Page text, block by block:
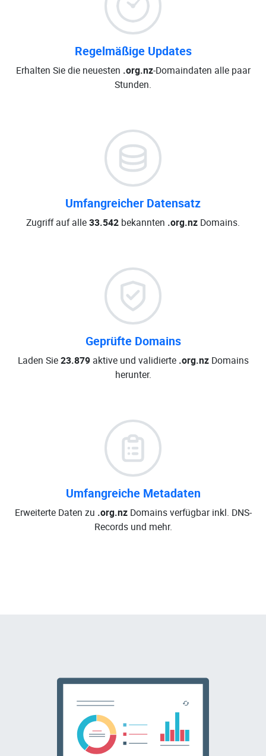
Regelmäßige Updates
Erhalten Sie die neuesten .org.nz-Domaindaten alle paar
Stunden.
Umfangreicher Datensatz
Zugriff auf alle33.542 bekannten .org.nz Domains.
Geprüfte Domains
Laden Sie23.879aktive und validierte .org.nzDomains
herunter.
Umfangreiche Metadaten
Erweiterte Daten zu .org.nzDomains verfügbar inkl. DNS-
Records und mehr.